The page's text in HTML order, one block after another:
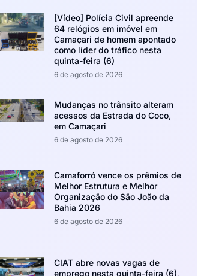
[Vídeo] Polícia Civil apreende
64 relógios em imóvel em
Camaçari de homem apontado
como líder do tráfico nesta
quinta-feira (6)
6 de agosto de 2026
Mudanças no trânsito alteram
acessos da Estrada do Coco,
em Camaçari
6 de agosto de 2026
Camaforró vence os prêmios de
Melhor Estrutura e Melhor
Organização do São João da
Bahia 2026
6 de agosto de 2026
CIAT abre novas vagas de
emprego nesta quinta-feira (6),